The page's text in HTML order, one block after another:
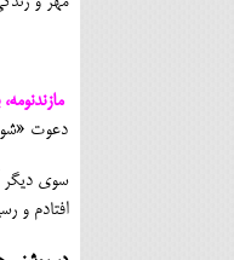
دعوت «شونیشت/
سوی دیگر
افتادم و